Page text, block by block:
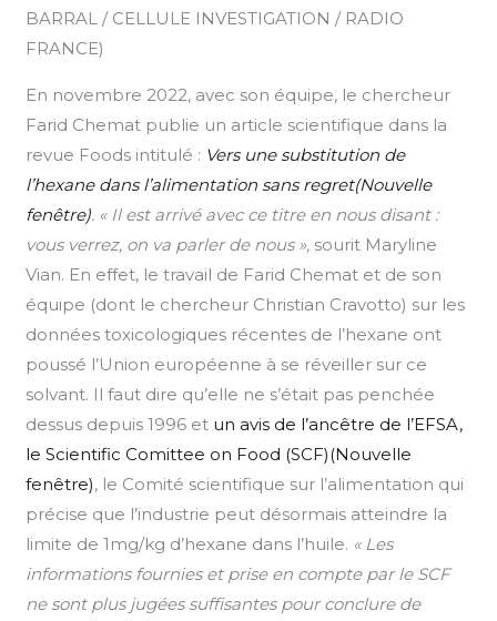
BARRAL / CELLULE INVESTIGATION / RADIO
FRANCE)
En novembre 2022, avec son équipe, le chercheur
Farid Chemat publie un article scientifique dans la
revue Foods intitulé : Vers une substitution de
l’hexane dans l’alimentation sans regret(Nouvelle
fenêtre). « Il est arrivé avec ce titre en nous disant :
vous verrez, on va parler de nous », sourit Maryline
Vian. En effet, le travail de Farid Chemat et de son
équipe (dont le chercheur Christian Cravotto) sur les
données toxicologiques récentes de l’hexane ont
poussé l’Union européenne à se réveiller sur ce
solvant. Il faut dire qu’elle ne s’était pas penchée
dessus depuis 1996 et un avis de l’ancêtre de l’EFSA,
le Scientific Comittee on Food (SCF)(Nouvelle
fenêtre), le Comité scientifique sur l’alimentation qui
précise que l’industrie peut désormais atteindre la
limite de 1mg/kg d’hexane dans l’huile. « Les
informations fournies et prise en compte par le SCF
ne sont plus jugées suffisantes pour conclure de